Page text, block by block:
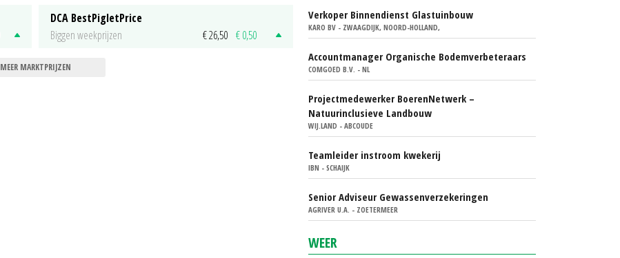
DCA BestPigletPrice
Biggen weekprijzen
€ 26,50 € 0,50
MEER MARKTPRIJZEN
Verkoper Binnendienst Glastuinbouw
KARO BV - ZWAAGDIJK, NOORD-HOLLAND,
Accountmanager Organische Bodemverbeteraars
COMGOED B.V. - NL
Projectmedewerker BoerenNetwerk –
Natuurinclusieve Landbouw
WIJ.LAND - ABCOUDE
Teamleider instroom kwekerij
IBN - SCHAIJK
Senior Adviseur Gewassenverzekeringen
AGRIVER U.A. - ZOETERMEER
WEER